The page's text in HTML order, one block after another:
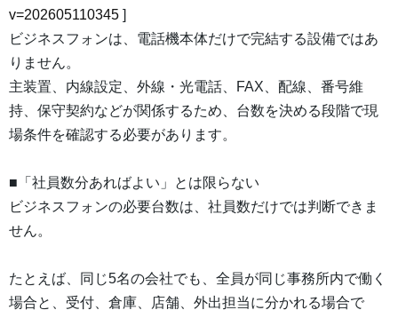
v=202605110345 ]
ビジネスフォンは、電話機本体だけで完結する設備ではあ
りません。
主装置、内線設定、外線・光電話、FAX、配線、番号維
持、保守契約などが関係するため、台数を決める段階で現
場条件を確認する必要があります。
■「社員数分あればよい」とは限らない
ビジネスフォンの必要台数は、社員数だけでは判断できま
せん。
たとえば、同じ5名の会社でも、全員が同じ事務所内で働く
場合と、受付、倉庫、店舗、外出担当に分かれる場合で